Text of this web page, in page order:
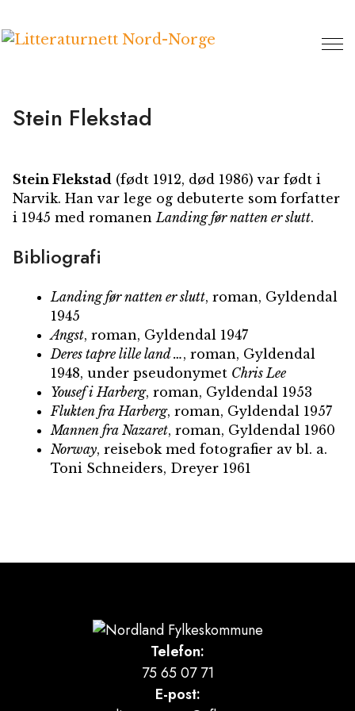
til
Stein Flekstad
Stein Flekstad (født 1912, død 1986) var født i
Narvik. Han var lege og debuterte som forfatter
i 1945 med romanenLanding før natten er slutt.
Bibliografi
Landing før natten er slutt, roman, Gyldendal
1945
Angst, roman, Gyldendal 1947
Deres tapre lille land …, roman, Gyldendal
1948, under pseudonymet Chris Lee
Yousef i Harberg, roman, Gyldendal 1953
Flukten fra Harberg, roman, Gyldendal 1957
Mannen fra Nazaret, roman, Gyldendal 1960
Norway, reisebok med fotografier av bl. a.
Toni Schneiders, Dreyer 1961
Telefon:
75 65 07 71
E-post: